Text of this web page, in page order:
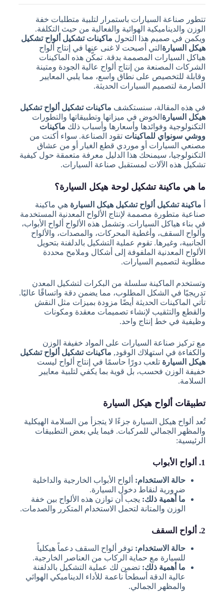
تتطور صناعة السيارات باستمرار لتلبية متطلبات خفة
الوزن والديناميكية الهوائية والفعالية من حيث التكلفة.
ويكمن في صميم هذا التحول ماكينات تشكيل ألواح تشكيل
هيكل السيارة التي أصبحت لا غنى عنها في إنتاج ألواح
هياكل السيارات المصممة بدقة. تمكّن هذه الماكينات
الشركات المصنعة من إنتاج ألواح عالية الجودة ومتينة
وقابلة للتخصيص على نطاق واسع، مما يلبي المعايير
الصارمة لتصميم السيارات الحديثة.
في هذه المقالة، سنستكشف ماكينات تشكيل ألواح تشكيل
هيكل السيارة الخوض في ميزاتها وتطبيقاتها والتطورات
التكنولوجية وفوائدها وأسعارها وأسباب ذلك ماكينات
ووشي سونواي للماكينات تقود الصناعة. سواء أكنت من
مصنعي السيارات أو موردي قطع الغيار أو من عشاق
التكنولوجيا، سيمنحك هذا الدليل معرفة متعمقة حول كيفية
تشكيل هذه الآلات لمستقبل صناعة السيارات.
ما هي ماكينة تشكيل لوحة هيكل السيارة؟
ماكينة تشكيل ألواح تشكيل هيكل السيارة هي ماكينة
صناعية متطورة مصممة لإنتاج الألواح المعدنية المستخدمة
في بناء هياكل السيارات. وتشمل هذه الألواح ألواح الأبواب،
وألواح السقف، وأغطية المحركات، والمصدات، والألواح
الجانبية، وغيرها. تقوم عملية التشكيل بالدلفنة بتحويل
الألواح المعدنية الملفوفة إلى أشكال وملامح محددة
مطلوبة لتصميم السيارات.
وتستخدم الماكينة سلسلة من البكرات لتشكيل المعدن
تدريجيًا في الشكل المطلوب، مما يضمن دقة واتساقًا عاليًا.
تأتي الماكينات الحديثة أيضًا مزودة بميزات مثل النقش
والقطع والتثقيب لإنشاء تصميمات معقدة ومكونات
وظيفية في خط إنتاج واحد.
مع تركيز صناعة السيارات على المواد خفيفة الوزن
والكفاءة في استهلاك الوقود, ماكينات تشكيل ألواح تشكيل
هيكل السيارة تلعب دورًا حاسمًا في إنتاج ألواح ليست
خفيفة الوزن فحسب، بل قوية بما يكفي لتلبية معايير
السلامة.
تطبيقات ألواح هيكل السيارة
تُعد ألواح هيكل السيارة جزءًا لا يتجزأ من السلامة الهيكلية
والمظهر الجمالي للمركبات. فيما يلي بعض التطبيقات
الرئيسية:
1. ألواح الأبواب
حالة الاستخدام: ألواح الأبواب الخارجية والداخلية
ضرورية لنقاط دخول السيارة.
ما أهمية ذلك: يجب أن توازن هذه الألواح بين خفة
الوزن والمتانة لتحمل الاستخدام المتكرر والصدمات.
2. ألواح السقف
حالة الاستخدام: توفر ألواح السقف دعماً هيكلياً
للسيارة مع حماية الركاب من العناصر الخارجية.
ما أهمية ذلك: تضمن لك عملية التشكيل بالدلفنة
عالية الدقة أسطحاً ناعمة للأداء الديناميكي الهوائي
والمظهر الجمالي.